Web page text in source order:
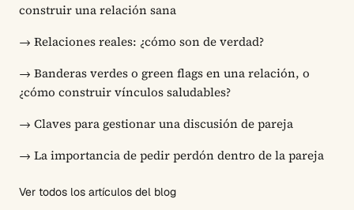
construir una relación sana
→ Relaciones reales: ¿cómo son de verdad?
→ Banderas verdes o green flags en una relación, o
¿cómo construir vínculos saludables?
→ Claves para gestionar una discusión de pareja
→ La importancia de pedir perdón dentro de la pareja
Ver todos los artículos del blog